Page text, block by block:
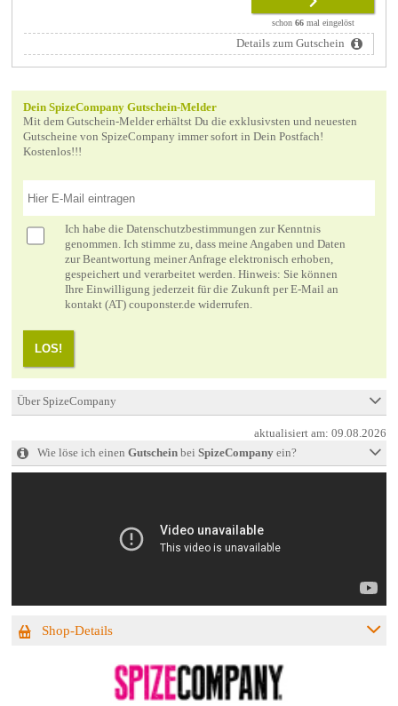
schon 66mal eingelöst
Details zum Gutschein
Dein SpizeCompany Gutschein-Melder
Mit dem Gutschein-Melder erhältst Du die exklusivsten und neuesten
Gutscheine von SpizeCompany immer sofort in Dein Postfach!
Kostenlos!!!
Ich habe die Datenschutzbestimmungen zur Kenntnis
genommen. Ich stimme zu, dass meine Angaben und Daten
zur Beantwortung meiner Anfrage elektronisch erhoben,
gespeichert und verarbeitet werden. Hinweis: Sie können
Ihre Einwilligung jederzeit für die Zukunft per E-Mail an
kontakt (AT) couponster.de widerrufen.
LOS!
Über SpizeCompany
aktualisiert am:09.08.2026
Wie löse ich einen Gutscheinbei SpizeCompanyein?
Shop-Details